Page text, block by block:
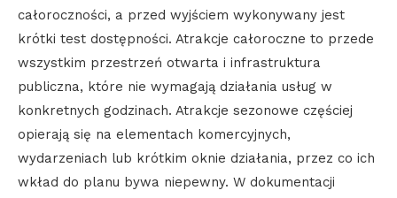
całoroczności, a przed wyjściem wykonywany jest
krótki test dostępności. Atrakcje całoroczne to przede
wszystkim przestrzeń otwarta i infrastruktura
publiczna, które nie wymagają działania usług w
konkretnych godzinach. Atrakcje sezonowe częściej
opierają się na elementach komercyjnych,
wydarzeniach lub krótkim oknie działania, przez co ich
wkład do planu bywa niepewny. W dokumentacji